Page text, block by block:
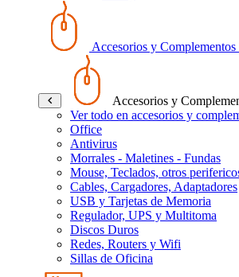
Accesorios y Complementos
Accesorios y
Ver todo en accesorios y
Office
Antivirus
Morrales - Maletines - Fundas
Mouse, Teclados, otros
Cables, Cargadores, Adaptadores
USB y Tarjetas de Memoria
Regulador, UPS y Multitoma
Discos Duros
Redes, Routers y Wifi
Sillas de Oficina